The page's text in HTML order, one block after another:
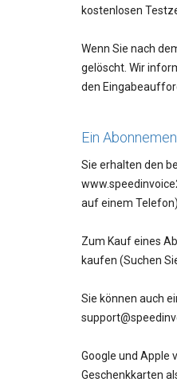
kostenlosen
Wenn Sie nach
gelöscht. Wir
den
Ein
Sie erhalten den
auf einem
Zum Kauf eines
kaufen (Suchen
Sie können auch
Google und Apple
Geschenkkarten